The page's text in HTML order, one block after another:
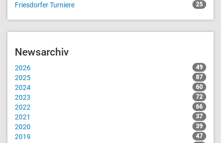
Friesdorfer Turniere 25
Newsarchiv
2026 49
2025 87
2024 60
2023 72
2022 66
2021 37
2020 39
2019 47